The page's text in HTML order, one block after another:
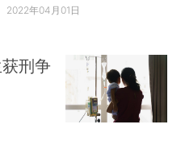
2022年04月01日
刑争